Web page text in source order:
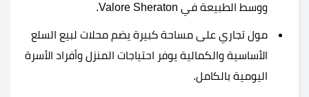
ووسط الطبيعة في Valore Sheraton.
مول تجاري على مساحة كبيرة يضم محلات لبيع السلع
الأساسية والكمالية يوفر احتياجات المنزل وأفراد الأسرة
اليومية بالكامل.